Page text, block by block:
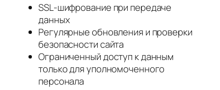
SSL‑шифрование при передаче
данных
Регулярные обновления и проверки
безопасности сайта
Ограниченный доступ к данным
только для уполномоченного
персонала